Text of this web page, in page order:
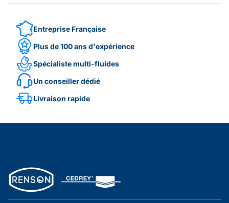
Entreprise Française
Plus de 100 ans d'expérience
Spécialiste multi-fluides
Un conseiller dédié
Livraison rapide